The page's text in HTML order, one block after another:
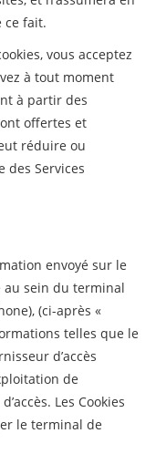
ce fait.
vous acceptez
à tout moment
à partir des
offertes et
réduire ou
des Services
envoyé sur le
au sein du terminal
(ci-après «
telles que le
d’accès
de
Les Cookies
le terminal de